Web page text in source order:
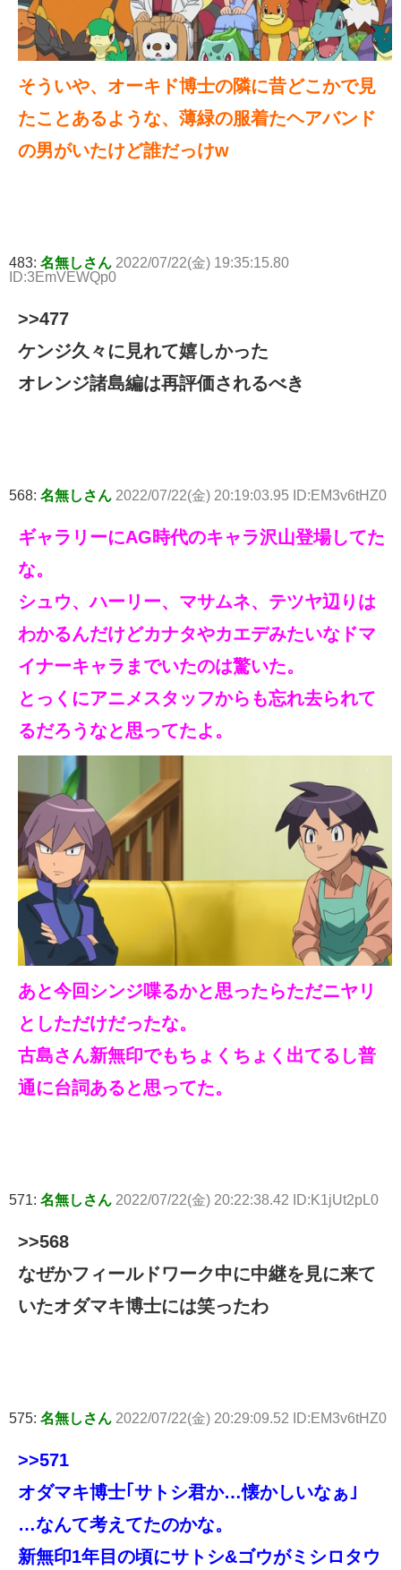
そういや、オーキド博士の隣に昔どこかで見
たことあるような、薄緑の服着たヘアバンド
の男がいたけど誰だっけw
483: 名無しさん 2022/07/22(金) 19:35:15.80
ID:3EmVEWQp0
>>477
ケンジ久々に見れて嬉しかった
オレンジ諸島編は再評価されるべき
568: 名無しさん 2022/07/22(金) 20:19:03.95 ID:EM3v6tHZ0
ギャラリーにAG時代のキャラ沢山登場してた
な。
シュウ、ハーリー、マサムネ、テツヤ辺りは
わかるんだけどカナタやカエデみたいなドマ
イナーキャラまでいたのは驚いた。
とっくにアニメスタッフからも忘れ去られて
るだろうなと思ってたよ。
あと今回シンジ喋るかと思ったらただニヤリ
としただけだったな。
古島さん新無印でもちょくちょく出てるし普
通に台詞あると思ってた。
571: 名無しさん 2022/07/22(金) 20:22:38.42 ID:K1jUt2pL0
>>568
なぜかフィールドワーク中に中継を見に来て
いたオダマキ博士には笑ったわ
575: 名無しさん 2022/07/22(金) 20:29:09.52 ID:EM3v6tHZ0
>>571
オダマキ博士｢サトシ君か…懐かしいなぁ｣
…なんて考えてたのかな。
新無印1年目の頃にサトシ&ゴウがミシロタウ